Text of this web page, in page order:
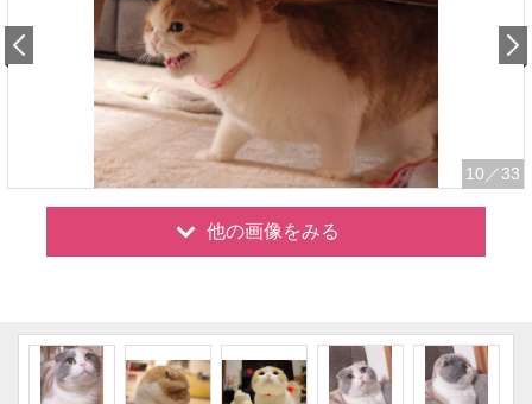
10 ／33
他の画像をみる